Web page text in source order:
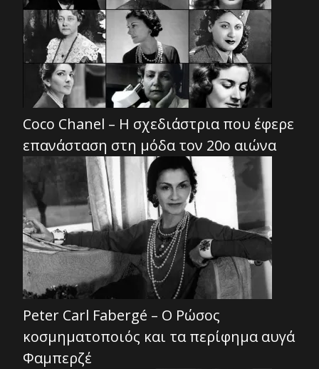
Coco Chanel – Η σχεδιάστρια που έφερε
επανάσταση στη μόδα τον 20ο αιώνα
Peter Carl Fabergé – Ο Ρώσος
κοσμηματοποιός και τα περίφημα αυγά
Φαμπερζέ